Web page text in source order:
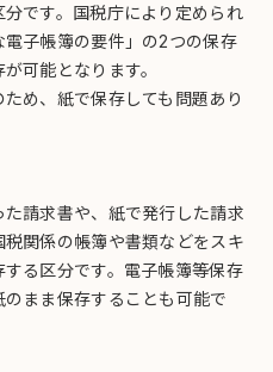
です。国税庁により定められ
子帳簿の要件」の2つの保存
可能となります。
め、紙で保存しても問題あり
請求書や、紙で発行した請求
関係の帳簿や書類などをスキ
る区分です。電子帳簿等保存
まま保存することも可能で